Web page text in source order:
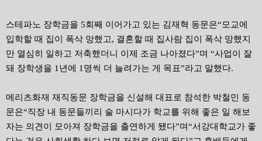
스테파노 장학금을 5회째 이어가고 있는 김재혁 동문은“모교에
입학할 때 집이 폭삭 망했고, 결혼할 때 집사람 집이 폭삭 망했지
만 열심히 일하고 저축했더니 이제 조금 나아졌다”며 “사업이 잘
돼 장학생을 1년에 1명씩 더 늘려가는 게 목표”라고 말했다.
메리츠화재 재직동문 장학금을 신설해 대표로 참석한 박철민 동
문은“직장 내 동문들끼리 술 마시다가 학교를 위해 좋은 일 해보
자는 의견이 모아져 장학금을 출연하게 됐다”며“서강대학교가 좋